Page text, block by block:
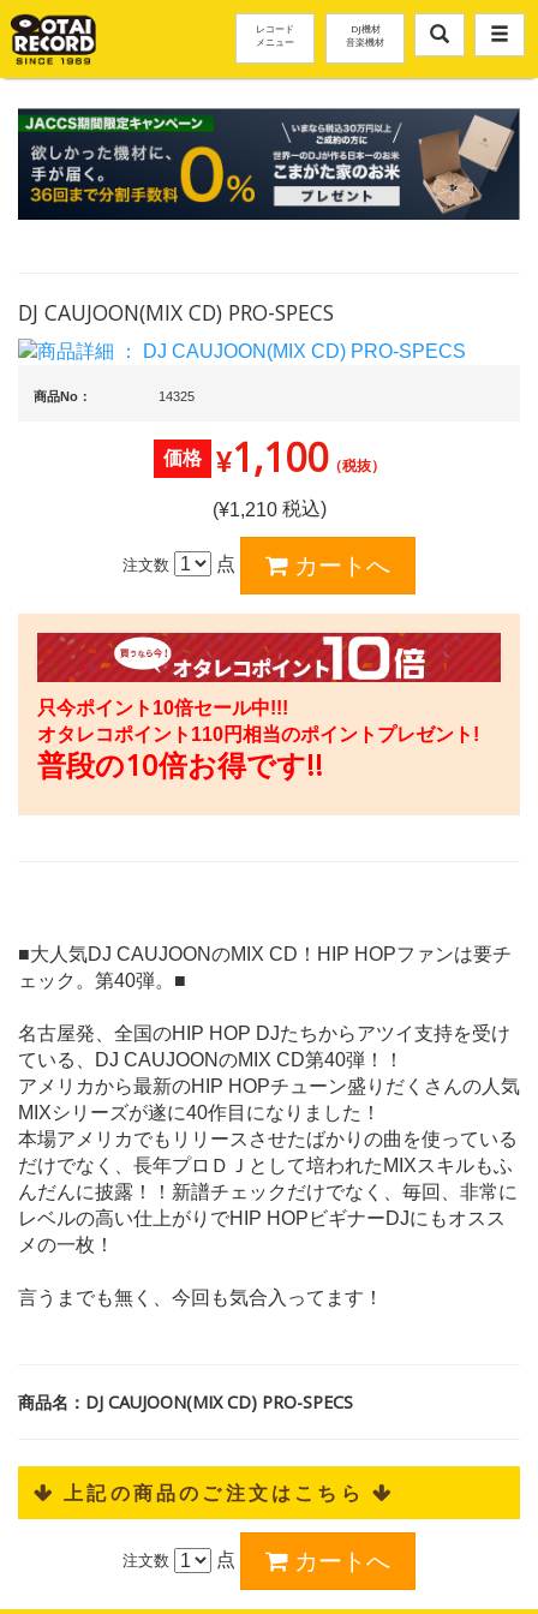
レコード
メニュー
DJ機材
音楽機材
DJ CAUJOON(MIX CD) PRO-SPECS
商品No： 14325
価格 ¥1,100（税抜）
(¥1,210税込)
注文数 点
只今ポイント10倍セール中!!!
オタレコポイント 110円相当のポイントプレゼント!
普段の10倍お得です!!
■大人気DJ CAUJOONのMIX CD！HIP HOPファンは要チ
ェック。第40弾。■
名古屋発、全国のHIP HOP DJたちからアツイ支持を受け
ている、DJ CAUJOONのMIX CD第40弾！！
アメリカから最新のHIP HOPチューン盛りだくさんの人気
MIXシリーズが遂に40作目になりました！
本場アメリカでもリリースさせたばかりの曲を使っている
だけでなく、長年プロＤＪとして培われたMIXスキルもふ
んだんに披露！！新譜チェックだけでなく、毎回、非常に
レベルの高い仕上がりでHIP HOPビギナーDJにもオスス
メの一枚！
言うまでも無く、今回も気合入ってます！
商品名：DJ CAUJOON(MIX CD) PRO-SPECS
 上記の商品のご注文はこちら 
注文数 点